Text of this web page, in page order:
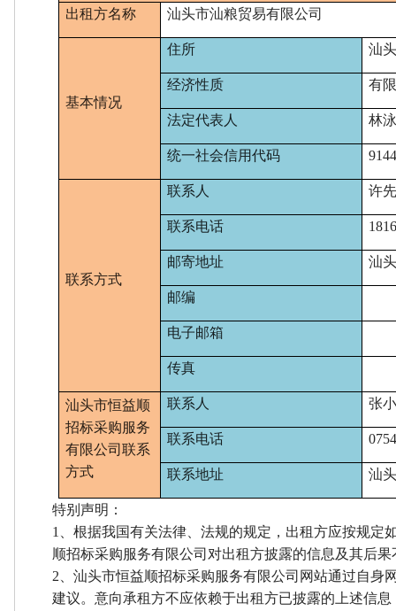
出租方名称 汕头市汕粮贸易有限公司
基本情况
住所 汕
经济性质 有
法定代表人 林
统一社会信用代码
联系方式
联系人 许
联系电话 18
邮寄地址 汕
邮编
电子邮箱
传真
汕头市恒益顺
招标采购服务
有限公司联系
方式
联系人 张
联系电话
联系地址 汕
特别声明：
1、 根据我国有关法律、法规的规定，出租方应按规定
顺招标采购服务有限公司 对出租方披露的信息及其后
2、 汕头市恒益顺招标采购服务有限公司 网站通过自身
建议。意向承租方不应依赖于出租方已披露的上述信